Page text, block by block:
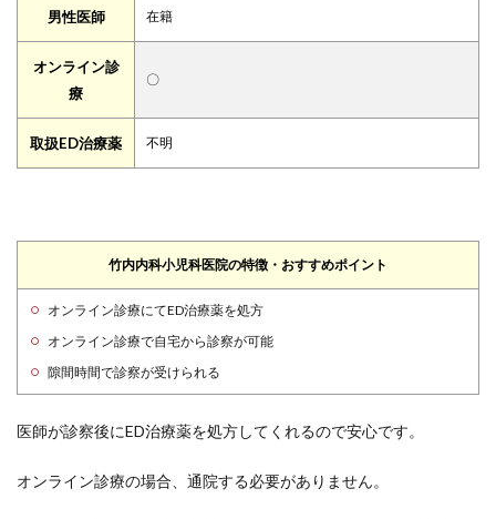
男性医師 在籍
オンライン診
療
〇
取扱ED治療薬 不明
竹内内科小児科医院の特徴・おすすめポイント
オンライン診療にてED治療薬を処方
オンライン診療で自宅から診察が可能
隙間時間で診察が受けられる
医師が診察後にED治療薬を処方してくれるので安心です。
オンライン診療の場合、通院する必要がありません。